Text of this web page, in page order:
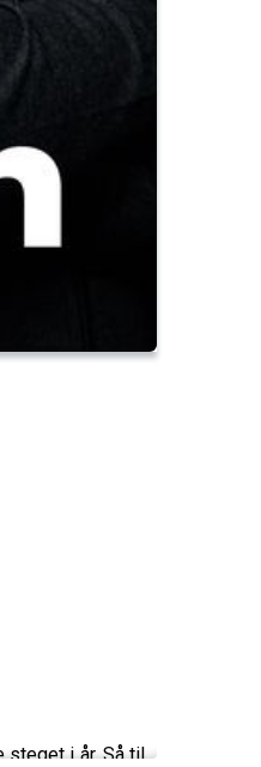
steget i år. Så til